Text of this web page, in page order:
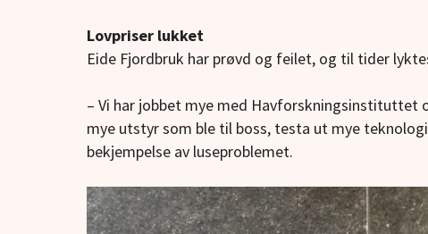
Lovpriser lukket
Eide Fjordbruk har prøvd og feilet, og til tider
– Vi har jobbet mye med Havforskningsinstituttet
mye utstyr som ble til boss, testa ut mye
bekjempelse av luseproblemet.